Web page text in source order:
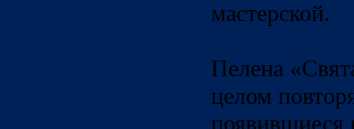
мастерской.
Пелена
целом
появившиеся